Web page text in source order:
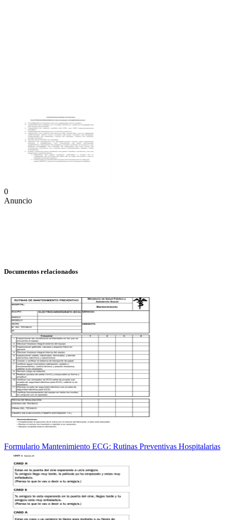
0
Anuncio
Documentos relacionados
Formulario Mantenimiento ECG: Rutinas Preventivas Hospitalarias